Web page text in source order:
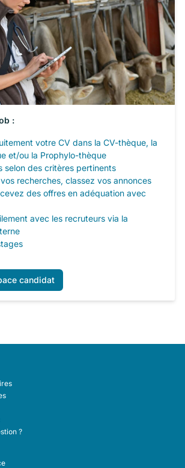
:
votre CV dans la CV-thèque, la
et/ou la Prophylo-thèque
selon des critères pertinents
recherches, classez vos annonces
des offres en adéquation avec
avec les recruteurs via la
candidat
?